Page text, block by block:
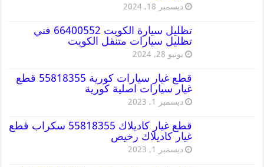
ديسمبر 18, 2024
تظليل سيارة الكويت 66400552 فني
تظليل سيارات متنقل الكويت
يونيو 28, 2024
قطع غيار سيارات كورية 55818355 قطع
غيار سيارات اصلية كورية
ديسمبر 1, 2023
قطع غيار كاديلاك 55818355 سكراب قطع
غيار كاديلاك رخيص
ديسمبر 1, 2023